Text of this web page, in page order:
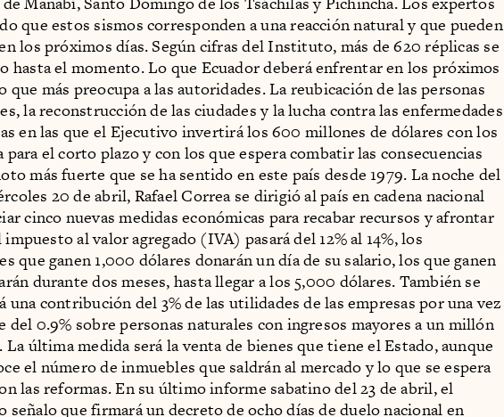
que estos sismos corresponden a una reacción natural y que pueden
los próximos días. Según cifras del Instituto, más de 620 réplicas se
hasta el momento. Lo que Ecuador deberá enfrentar en los próximos
que más preocupa a las autoridades. La reubicación de las personas
la reconstrucción de las ciudades y la lucha contra las enfermedades
en las que el Ejecutivo invertirá los 600 millones de dólares con los
para el corto plazo y con los que espera combatir las consecuencias
más fuerte que se ha sentido en este país desde 1979. La noche del
20 de abril, Rafael Correa se dirigió al país en cadena nacional
cinco nuevas medidas económicas para recabar recursos y afrontar
al valor agregado (IVA) pasará del 12% al 14%, los
que ganen 1,000 dólares donarán un día de su salario, los que ganen
durante dos meses, hasta llegar a los 5,000 dólares. También se
una contribución del 3% de las utilidades de las empresas por una vez
del 0.9% sobre personas naturales con ingresos mayores a un millón
La última medida será la venta de bienes que tiene el Estado, aunque
el número de inmuebles que saldrán al mercado y lo que se espera
las reformas. En su último informe sabatino del 23 de abril, el
señalo que firmará un decreto de ocho días de duelo nacional en